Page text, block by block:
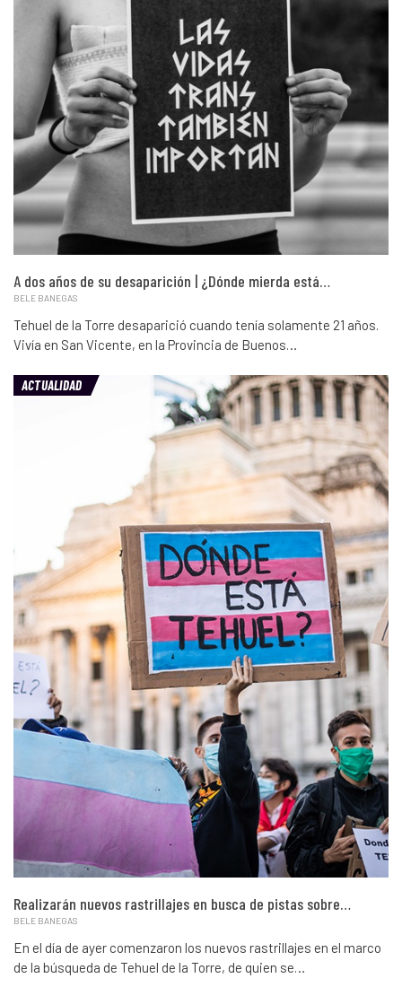
A dos años de su desaparición | ¿Dónde mierda está…
BELE BANEGAS
Tehuel de la Torre desaparició cuando tenía solamente 21 años.
Vivía en San Vicente, en la Provincia de Buenos…
ACTUALIDAD
Realizarán nuevos rastrillajes en busca de pistas sobre…
BELE BANEGAS
En el día de ayer comenzaron los nuevos rastrillajes en el marco
de la búsqueda de Tehuel de la Torre, de quien se…